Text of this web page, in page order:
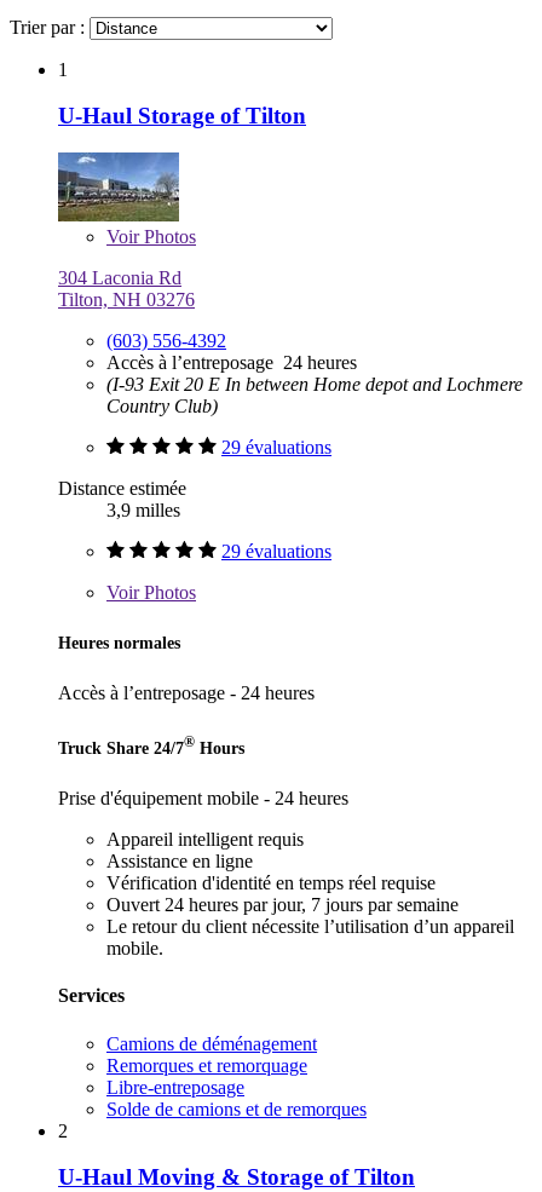
Trier par :
1
U-Haul Storage of Tilton
VoirPhotos
304 Laconia Rd
Tilton, NH 03276
(603) 556-4392
Accès à l’entreposage 24 heures
(I-93 Exit 20 E In between Home depot and Lochmere
Country Club)
29 évaluations
Distance estimée
3,9 milles
29 évaluations
VoirPhotos
Heures normales
Accès à l’entreposage - 24 heures
Truck Share 24/7® Hours
Prise d'équipement mobile - 24 heures
Appareil intelligent requis
Assistance en ligne
Vérification d'identité en temps réel requise
Ouvert 24 heures par jour, 7 jours par semaine
Le retour du client nécessite l’utilisation d’un appareil
mobile.
Services
Camions de déménagement
Remorques et remorquage
Libre-entreposage
Solde de camions et de remorques
2
U-Haul Moving & Storage of Tilton